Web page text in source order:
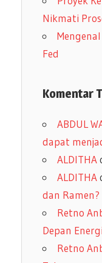
Nikmati
Fed
Komentar
ABDUL
dapat
ALDITHA
ALDITHA
dan Ramen?
Retno
Depan
Retno